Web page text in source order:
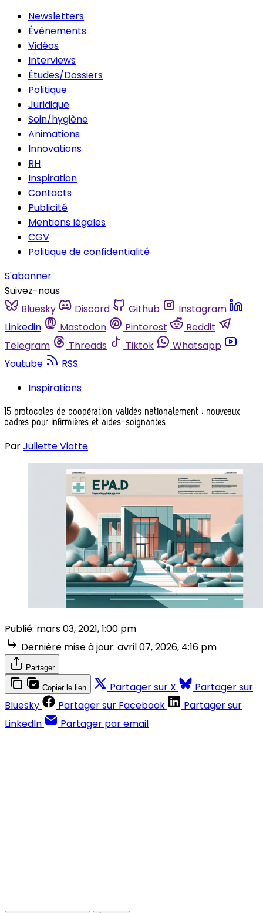
Newsletters
Événements
Vidéos
Interviews
Études/Dossiers
Politique
Juridique
Soin/hygiène
Animations
Innovations
RH
Inspiration
Contacts
Publicité
Mentions légales
CGV
Politique de confidentialité
S'abonner
Suivez-nous
Bluesky
Discord Github
Instagram
Linkedin
Mastodon Pinterest
Reddit
Telegram
Threads Tiktok
Whatsapp
Youtube
RSS
Inspirations
15 protocoles de coopération validés nationalement : nouveaux
cadres pour infirmières et aides-soignantes
ParJuliette Viatte
Publié: mars 03, 2021, 1:00 pm
Dernière mise à jour: avril 07, 2026, 4:16 pm
Partager
Copier le lien Partager sur X
Partager sur
Bluesky
Partager sur Facebook
Partager sur
LinkedIn
Partager par email